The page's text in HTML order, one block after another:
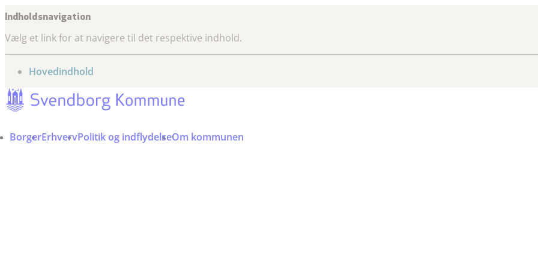
Indholdsnavigation
Vælg et link for at navigere til det respektive indhold.
gå til
Hovedindhold
BorgerErhvervPolitik og indflydelseOm kommunen